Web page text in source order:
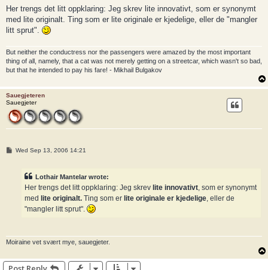
s
Her trengs det litt oppklaring: Jeg skrev lite innovativt, som er synonymt
med lite originalt. Ting som er lite originale er kjedelige, eller de "mangler
litt sprut".
But neither the conductress nor the passengers were amazed by the most important
thing of all, namely, that a cat was not merely getting on a streetcar, which wasn't so bad,
but that he intended to pay his fare! - Mikhail Bulgakov
Sauegjeteren
Sauegjeter
PWed Sep 13, 2006 14:21
Lothair Mantelar wrote:
Her trengs det litt oppklaring: Jeg skrev lite innovativt, som er synonymt
med lite originalt. Ting som er lite originale er kjedelige, eller de
"mangler litt sprut".
Moiraine vet svært mye, sauegjeter.